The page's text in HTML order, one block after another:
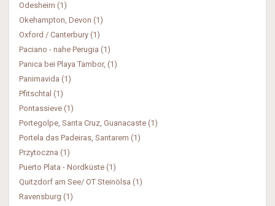
Odesheim (1)
Okehampton, Devon (1)
Oxford / Canterbury (1)
Paciano - nahe Perugia (1)
Panica bei Playa Tambor, (1)
Panimavida (1)
Pfitschtal (1)
Pontassieve (1)
Portegolpe, Santa Cruz, Guanacaste (1)
Portela das Padeiras, Santarem (1)
Przytoczna (1)
Puerto Plata - Nordküste (1)
Quitzdorf am See/ OT Steinölsa (1)
Ravensburg (1)